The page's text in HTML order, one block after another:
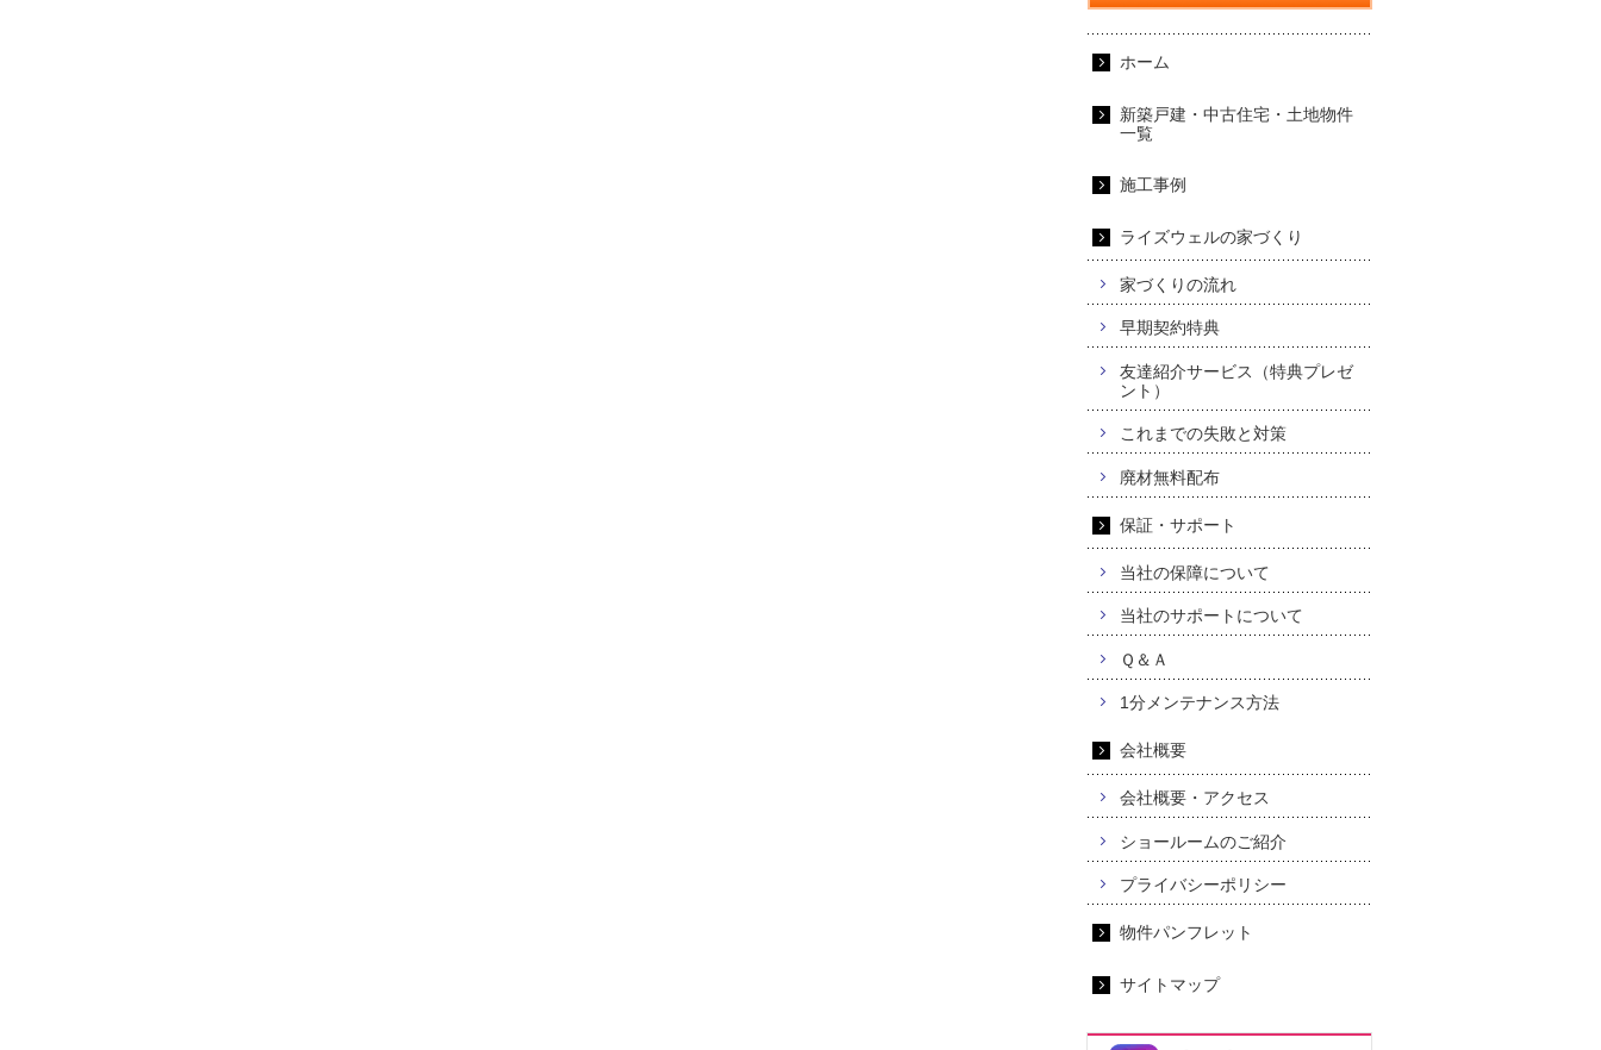
ホーム
新築戸建・中古住宅・土地物件
一覧
施工事例
ライズウェルの家づくり
家づくりの流れ
早期契約特典
友達紹介サービス（特典プレゼ
ント）
これまでの失敗と対策
廃材無料配布
保証・サポート
当社の保障について
当社のサポートについて
Ｑ＆Ａ
1分メンテナンス方法
会社概要
会社概要・アクセス
ショールームのご紹介
プライバシーポリシー
物件パンフレット
サイトマップ